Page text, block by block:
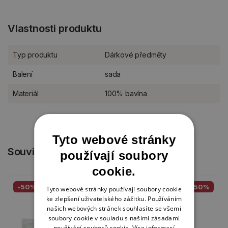
Vlastnosti produktu
Typ produktu Dárkové předměty
Balení sada
Materiál 100% bavlna
Související produkty
-50% -50%
Tyto webové stránky
používají soubory
cookie.
Tyto webové stránky používají soubory cookie
ke zlepšení uživatelského zážitku. Používáním
našich webových stránek souhlasíte se všemi
soubory cookie v souladu s našimi zásadami